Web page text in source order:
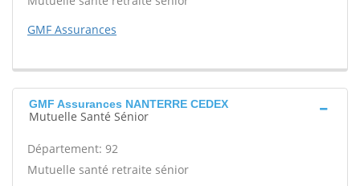
GMF Assurances
GMF Assurances NANTERRE CEDEX
Mutuelle Santé Sénior
Département: 92
Mutuelle santé retraite sénior